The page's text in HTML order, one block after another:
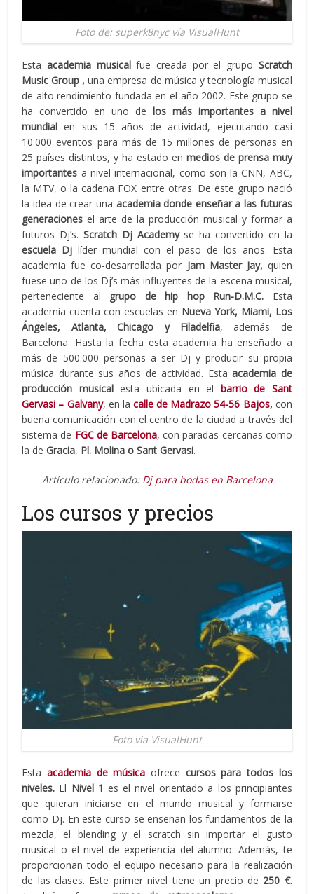
Foto de: superk8nyc vía VisualHunt
Esta academia musicalfue creada por el grupo Scratch
Music Group ,una empresa de música y tecnología musical
de alto rendimiento fundada en el año 2002. Este grupo se
ha convertido en uno de los más importantes a nivel
mundial en sus 15 años de actividad, ejecutando casi
10.000 eventos para más de 15 millones de personas en
25 países distintos, y ha estado en medios de prensa muy
importantes a nivel internacional, como son la CNN, ABC,
la MTV, o la cadena FOX entre otras. De este grupo nació
la idea de crear una academia donde enseñar a las futuras
generaciones el arte de la producción musical y formar a
futuros Dj’s. Scratch Dj Academy se ha convertido en la
escuela Dj líder mundial con el paso de los años. Esta
academia fue co-desarrollada por Jam Master Jay, quien
fuese uno de los Dj’s más influyentes de la escena musical,
perteneciente al grupo de hip hop Run-D.M.C. Esta
academia cuenta con escuelas en Nueva York, Miami, Los
Ángeles, Atlanta, Chicago y Filadelfia, además de
Barcelona. Hasta la fecha esta academia ha enseñado a
más de 500.000 personas a ser Dj y producir su propia
música durante sus años de actividad. Esta academia de
producción musicalesta ubicada en el barrio de Sant
Gervasi – Galvany, en la calle de Madrazo 54-56 Bajos, con
buena comunicación con el centro de la ciudad a través del
sistema de FGC de Barcelona, con paradas cercanas como
la deGracia, Pl. Molina o Sant Gervasi.
Artículo relacionado: Dj para bodas en Barcelona
Los cursos y precios
Foto via VisualHunt
Esta academia de música ofrece cursos para todos los
niveles. El Nivel 1 es el nivel orientado a los principiantes
que quieran iniciarse en el mundo musical y formarse
como Dj. En este curso se enseñan los fundamentos de la
mezcla, el blending y el scratch sin importar el gusto
musical o el nivel de experiencia del alumno. Además, te
proporcionan todo el equipo necesario para la realización
de las clases. Este primer nivel tiene un precio de 250 €.